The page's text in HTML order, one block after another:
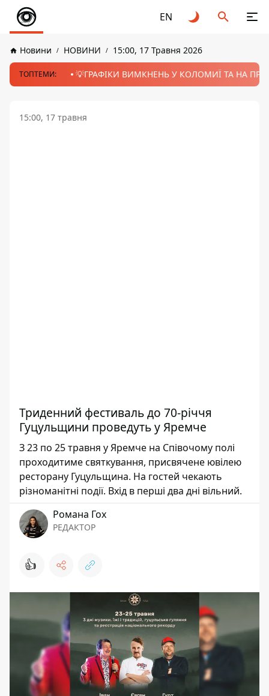
EN
Новини НОВИНИ 15:00, 17 Травня 2026
ТОПТЕМИ: 💡ГРАФІКИ ВИМКНЕНЬ У КОЛОМИЇ ТА НА
15:00, 17 травня
Триденний фестиваль до 70-річчя
Гуцульщини проведуть у Яремче
З 23 по 25 травня у Яремче на Співочому полі
проходитиме святкування, присвячене ювілею
ресторану Гуцульщина. На гостей чекають
різноманітні події. Вхід в перші два дні вільний.
Романа Гох
РЕДАКТОР
👍